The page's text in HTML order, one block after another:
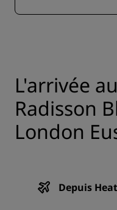
L'arrivée
Radisson
London
Depuis